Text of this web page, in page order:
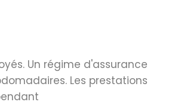
Un régime d'assurance
Les prestations